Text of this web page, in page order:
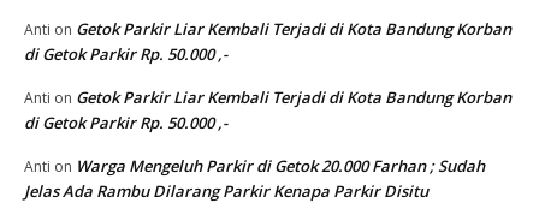
Anti on Getok Parkir Liar Kembali Terjadi di Kota Bandung Korban
di Getok Parkir Rp. 50.000 ,-
Anti on Getok Parkir Liar Kembali Terjadi di Kota Bandung Korban
di Getok Parkir Rp. 50.000 ,-
Anti on Warga Mengeluh Parkir di Getok 20.000 Farhan ; Sudah
Jelas Ada Rambu Dilarang Parkir Kenapa Parkir Disitu